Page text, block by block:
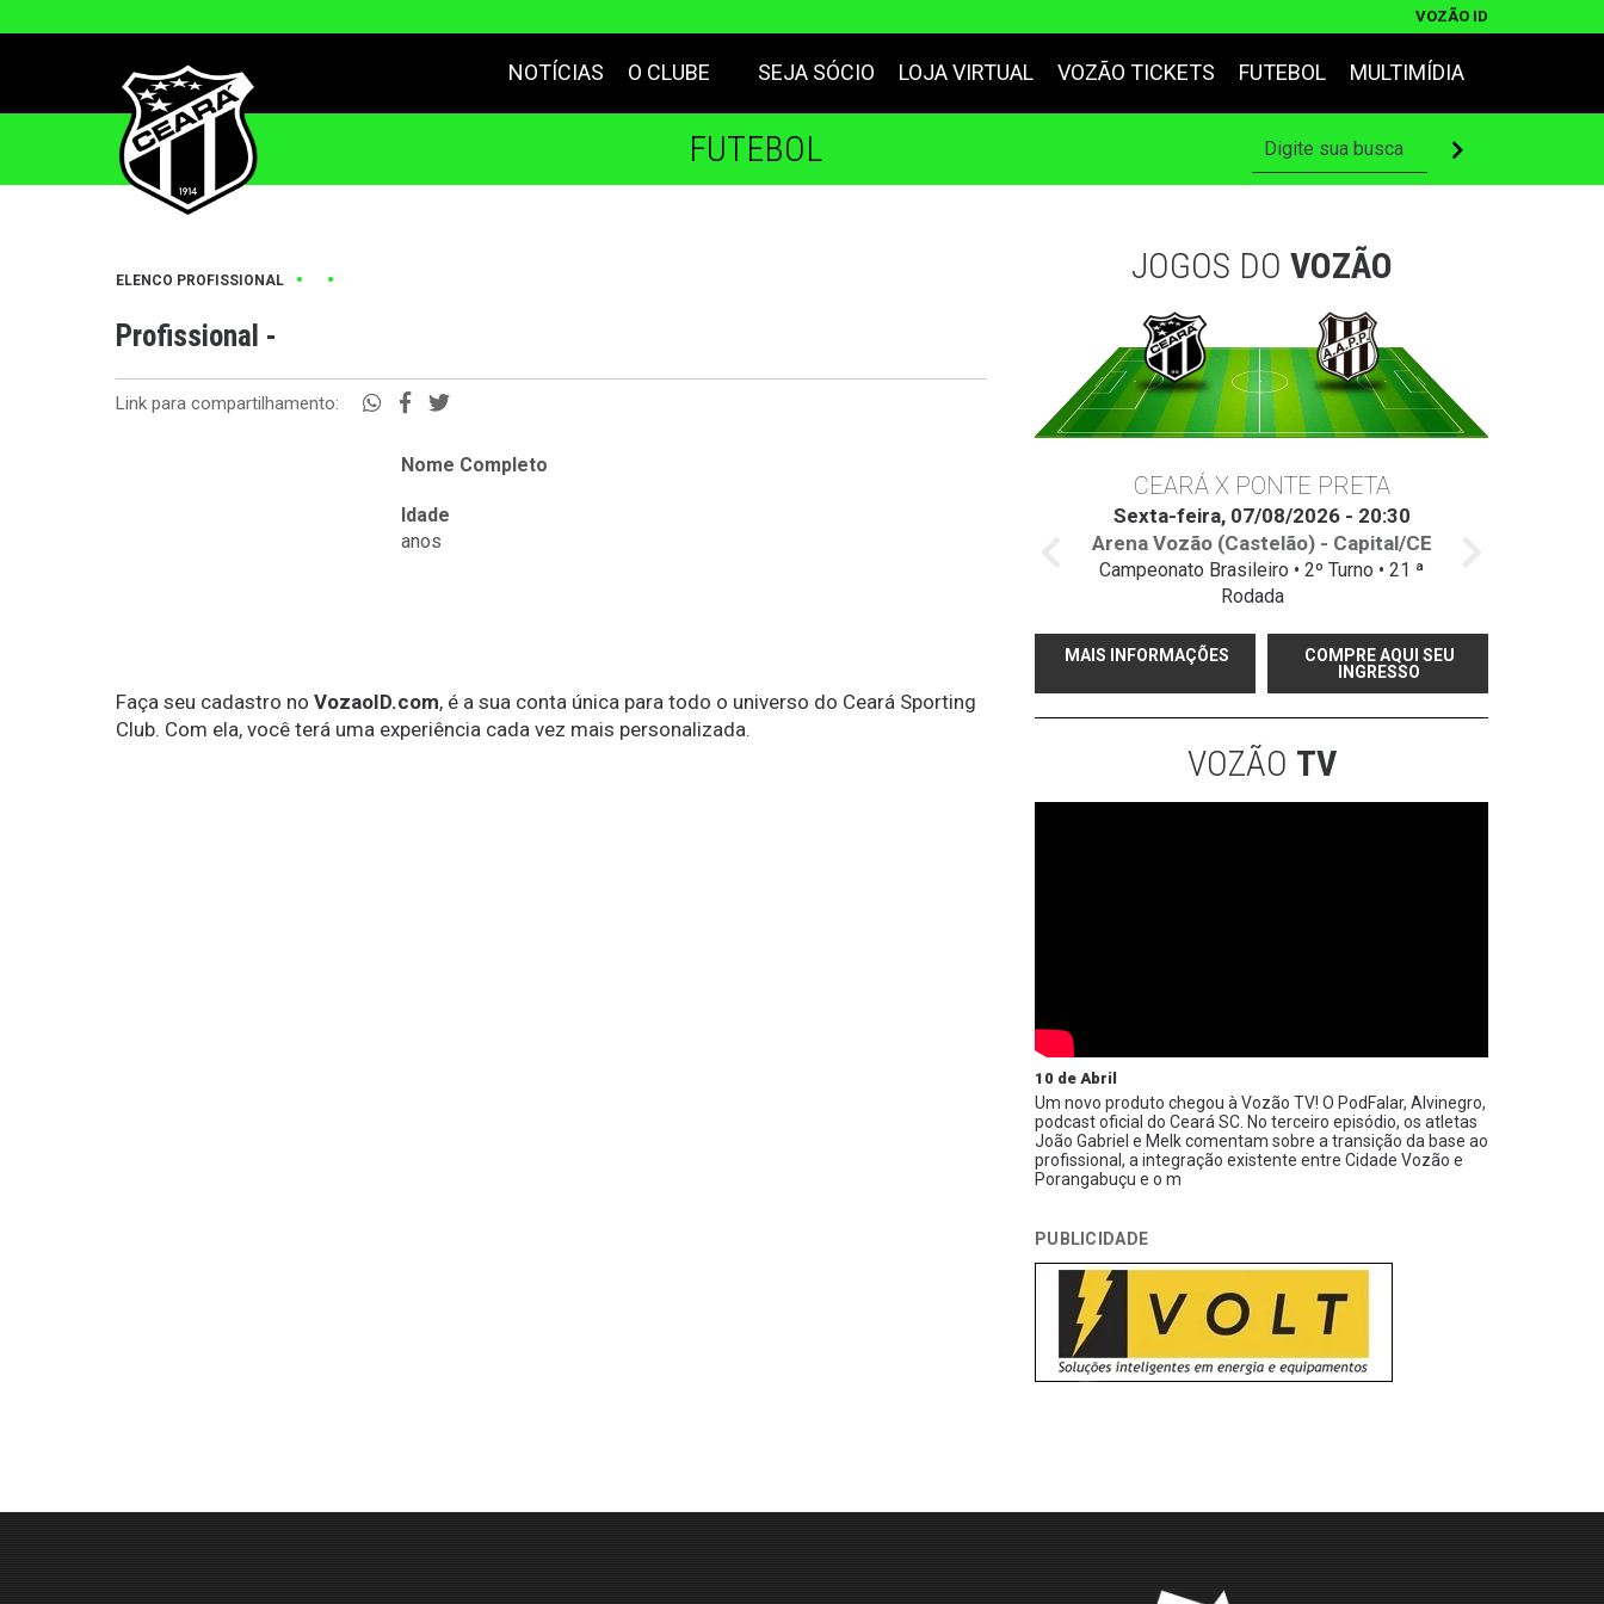
VOZÃO ID
NOTÍCIAS O CLUBE SEJA SÓCIO LOJA VIRTUAL VOZÃO TICKETS FUTEBOL MULTIMÍDIA
FUTEBOL
ELENCO PROFISSIONAL • •
Profissional -
Link para compartilhamento:
Nome Completo
Idade
anos
Faça seu cadastro no VozaoID.com, é a sua conta única para todo o universo do Ceará Sporting
Club. Com ela, você terá uma experiência cada vez mais personalizada.
JOGOS DO VOZÃO
CEARÁ X PONTE PRETA
Sexta-feira, 07/08/2026 - 20:30
Arena Vozão (Castelão) - Capital/CE
Campeonato Brasileiro • 2º Turno • 21 ª
Rodada
MAIS INFORMAÇÕES
COMPRE AQUI SEU
INGRESSO
VOZÃO TV
10 de Abril
Um novo produto chegou à Vozão TV! O PodFalar, Alvinegro,
podcast oficial do Ceará SC. No terceiro episódio, os atletas
João Gabriel e Melk comentam sobre a transição da base ao
profissional, a integração existente entre Cidade Vozão e
Porangabuçu e o m
PUBLICIDADE